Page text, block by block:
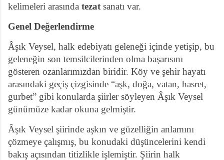
kelimeleri arasında tezat sanatı var.
Genel Değerlendirme
Âşık Veysel, halk edebiyatı geleneği içinde yetişip, bu
geleneğin son temsilcilerinden olma başarısını
gösteren ozanlarımızdan biridir. Köy ve şehir hayatı
arasındaki geçiş çizgisinde “aşk, doğa, vatan, hasret,
gurbet” gibi konularda şiirler söyleyen Âşık Veysel
günümüze kadar okuna gelmiştir.
Âşık Veysel şiirinde aşkın ve güzelliğin anlamını
çözmeye çalışmış, bu konudaki düşüncelerini kendi
bakış açısından titizlikle işlemiştir. Şiirin halk